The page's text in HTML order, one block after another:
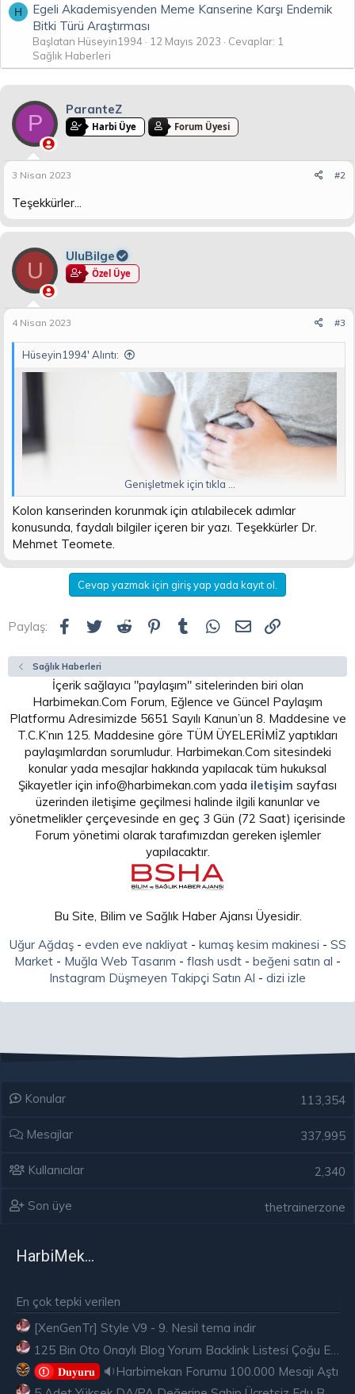
H
Egeli Akademisyenden Meme Kanserine Karşı Endemik
Bitki Türü Araştırması
Başlatan Hüseyin1994 12 Mayıs 2023
Cevaplar: 1
Sağlık Haberleri
P
ParanteZ
Harbi Üye Forum Üyesi
3 Nisan 2023 #2
Teşekkürler...
U
UluBilge
Özel Üye
4 Nisan 2023 #3
Hüseyin1994' Alıntı:
Ülkemizde son yıllarda giderek yaygınlaşan kolon (kalın
görülen üçüncü
veya üye ol.
türü olarak karşımıza çıkıyor. Dr. Mehmet Teomete yanlış yaşam
alışkanlıkları ve batı tipi beslenme nedeniyle artış gösteren kolon
kanserinden bazı önlemlerle korunmanın mümkün olduğunu
vurguluyor. Tıbbi Onkoloji Uzmanı Dr. Mehmet Teomete kolon
kanserine karşı 5 etkili önlemi anlattı, önemli uyarılar ve
önerilerde bulundu.
Beslenme alışkanlıkları sindirim sistemi kanserlerinin
gelişmesinde kritik rol oynuyor. Özellikle sebze tüketiminin
yetersiz olması, et ağırlıklı beslenme, alkol, aşırı şekerli
yiyecekler, salam, sucuk ve sosis gibi işlenmiş et ürünlerini aşırı
tüketmeye hareketsizlik ve fazla kiloların da eklenmesi kolon
kanserine davetiye çıkarıyor. Acıbadem Ataşehir Hastanesi Tıbbi
Onkoloji Uzmanı Dr. Mehmet Teomete “Kolon kanseri ülkemizde
erkeklerde ve kadınlarda en sık karşılaşılan üçüncü kanser tipidir.
görülmektedir. Yılda ortalama 15 bin vatandaşımız kolon kanseri
tanısı almaktadır. Yıllık kolon kanseri nedeniyle vefat eden
vatandaş sayımız yaklaşık 7 bin 200 civarındadır” diye konuştu.
Genç yaşlara indi
Geçmişte en sık olarak ortalama 64-74 yaşları arasında görülen
kolon kanserine artık sağlıksız yaşam alışkanlıkları ve obezitenin
Genişletmek için tıkla ...
Kolon kanserinden korunmak için atılabilecek adımlar
konusunda, faydalı bilgiler içeren bir yazı. Teşekkürler Dr.
Mehmet Teomete.
Cevap yazmak için giriş yap yada kayıt ol.
Paylaş: Facebook
Twitter Reddit Pinterest
Tumblr WhatsApp
E-posta
Sağlık Haberleri
İçerik sağlayıcı "paylaşım" sitelerinden biri olan
Harbimekan.Com Forum, Eğlence ve Güncel Paylaşım
Platformu Adresimizde 5651 Sayılı Kanun’un 8. Maddesine ve
T.C.K’nın 125. Maddesine göre TÜM ÜYELERİMİZ yaptıkları
paylaşımlardan sorumludur. Harbimekan.Com sitesindeki
konular yada mesajlar hakkında yapılacak tüm hukuksal
Şikayetler için info@harbimekan.com yada iletişim sayfası
üzerinden iletişime geçilmesi halinde ilgili kanunlar ve
yönetmelikler çerçevesinde en geç 3 Gün (72 Saat) içerisinde
Forum yönetimi olarak tarafımızdan gereken işlemler
yapılacaktır.
Bu Site, Bilim ve Sağlık Haber Ajansı Üyesidir.
Uğur Ağdaş- evden eve nakliyat- kumaş kesim makinesi - SS
Market - Muğla Web Tasarım - flash usdt - beğeni satın al -
Instagram Düşmeyen Takipçi Satın Al - dizi izle
Konular 113,354
Mesajlar 337,995
Kullanıcılar 2,340
Son üye thetrainerzone
HarbiMekân
En çok tepki verilen
[XenGenTr] Style V9 - 9. Nesil tema indir
𝐃𝐮𝐲𝐮𝐫𝐮
🔉Harbimekan Forumu 100.000 Mesajı Aştı